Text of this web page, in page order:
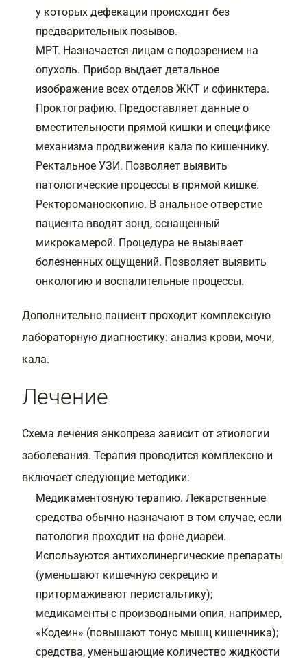
у которых дефекации происходят без
предварительных позывов.
МРТ. Назначается лицам с подозрением на
опухоль. Прибор выдает детальное
изображение всех отделов ЖКТ и сфинктера.
Проктографию. Предоставляет данные о
вместительности прямой кишки и специфике
механизма продвижения кала по кишечнику.
Ректальное УЗИ. Позволяет выявить
патологические процессы в прямой кишке.
Ректороманоскопию. В анальное отверстие
пациента вводят зонд, оснащенный
микрокамерой. Процедура не вызывает
болезненных ощущений. Позволяет выявить
онкологию и воспалительные процессы.
Дополнительно пациент проходит комплексную
лабораторную диагностику: анализ крови, мочи,
кала.
Лечение
Схема лечения энкопреза зависит от этиологии
заболевания. Терапия проводится комплексно и
включает следующие методики:
Медикаментозную терапию. Лекарственные
средства обычно назначают в том случае, если
патология проходит на фоне диареи.
Используются антихолинергические препараты
(уменьшают кишечную секрецию и
притормаживают перистальтику);
медикаменты с производными опия, например,
«Кодеин» (повышают тонус мышц кишечника);
средства, уменьшающие количество жидкости